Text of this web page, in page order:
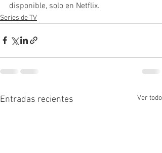
disponible, solo en Netflix.
Series de TV
Entradas recientes Ver todo